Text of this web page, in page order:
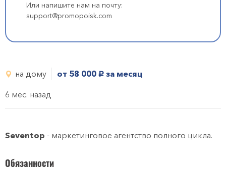
Или напишите нам на почту:
support@promopoisk.com
на дому от 58 000 руб. за месяц
6 мес. назад
Seventop - маркетинговое агентство полного цикла.
Обязанности